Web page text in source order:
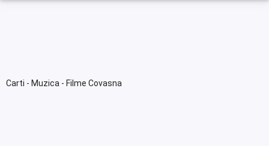
Carti - Muzica - Filme Covasna